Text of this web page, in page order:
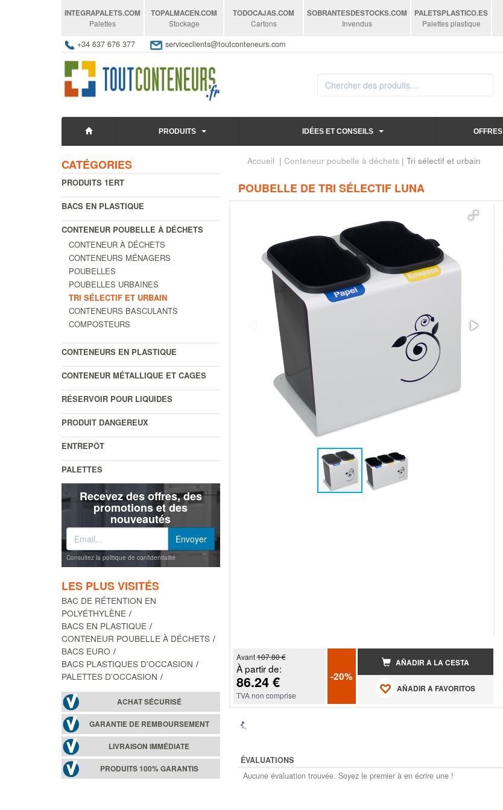
INTEGRAPALETS.COM
Palettes
TOPALMACEN.COM
Stockage
TODOCAJAS.COM
Cartons
SOBRANTESDESTOCKS.COM
Invendus
PALETSPLASTICO.ES
Palettes plastique
+34 637 676 377 serviceclients@toutconteneurs.com
PRODUITS IDÉES ET CONSEILS OFFRES
CATÉGORIES
PRODUITS 1ERT
BACS EN PLASTIQUE
CONTENEUR POUBELLE À DÉCHETS
CONTENEUR À DÉCHETS
CONTENEURS MÉNAGERS
POUBELLES
POUBELLES URBAINES
TRI SÉLECTIF ET URBAIN
CONTENEURS BASCULANTS
COMPOSTEURS
CONTENEURS EN PLASTIQUE
CONTENEUR MÉTALLIQUE ET CAGES
RÉSERVOIR POUR LIQUIDES
PRODUIT DANGEREUX
ENTREPÔT
PALETTES
Recevez des offres, des
promotions et des
nouveautés
Consultez la politique de confidentialité
LES PLUS VISITÉS
BAC DE RÉTENTION EN
POLYÉTHYLÈNE
BACS EN PLASTIQUE
CONTENEUR POUBELLE À DÉCHETS
BACS EURO
BACS PLASTIQUES D'OCCASION
PALETTES D'OCCASION
ACHAT SÉCURISÉ
GARANTIE DE REMBOURSEMENT
LIVRAISON IMMÉDIATE
PRODUITS 100% GARANTIS
Accueil | Conteneur poubelle à déchets | Tri sélectif et urbain
POUBELLE DE TRI SÉLECTIF LUNA
Avant107.80 €
À partir de:
86.24 €
TVA non comprise
-20%
AÑADIR A LA CESTA
AÑADIR A FAVORITOS
ÉVALUATIONS
Aucune évaluation trouvée. Soyez le premier à en écrire une !